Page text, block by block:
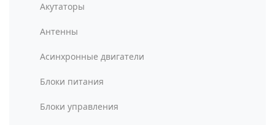
Акутаторы
Антенны
Асинхронные двигатели
Блоки питания
Блоки управления